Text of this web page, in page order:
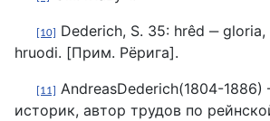
[10]
Dederich, S. 35: hrêd ‒
hruodi. [Прим. Рёрига].
[11]
AndreasDederich(1804-1886)
историк, автор трудов по